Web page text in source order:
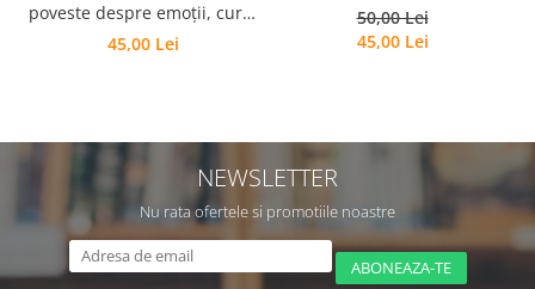
poveste despre emoții, curaj
și prietenie
45,00 Lei
50,00 Lei
45,00 Lei
NEWSLETTER
Nu rata ofertele si promotiile noastre